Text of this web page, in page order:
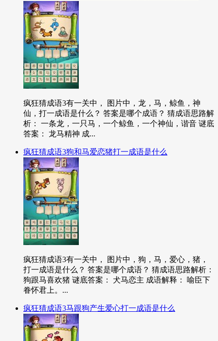
疯狂猜成语3有一关中， 图片中，龙，马，鲸鱼，神
仙，打一成语是什么？ 答案是哪个成语？ 猜成语思路解
析： 一条龙，一只马，一个鲸鱼，一个神仙，谐音 谜底
答案： 龙马精神 成...
疯狂猜成语3狗和马爱恋猪打一成语是什么
疯狂猜成语3有一关中， 图片中，狗，马，爱心，猪，
打一成语是什么？ 答案是哪个成语？ 猜成语思路解析：
狗跟马喜欢猪 谜底答案： 犬马恋主 成语解释： 喻臣下
眷怀君上。...
疯狂猜成语3马跟狗产生爱心打一成语是什么